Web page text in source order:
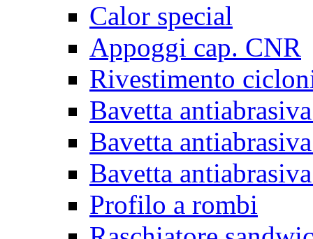
Calor special
Appoggi cap. CNR
Rivestimento
Bavetta
Bavetta
Bavetta
Profilo a rombi